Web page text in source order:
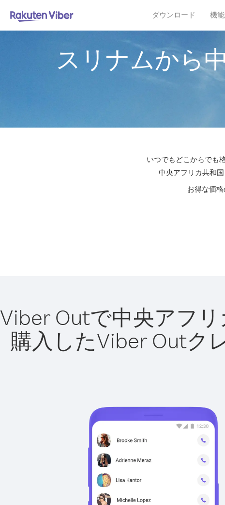
ダウンロード 機
スリナムから
いつでもどこからでも
中央アフリカ共和
お得な価
Viber Outで中央アフ
購入したViber Outク